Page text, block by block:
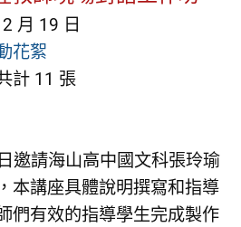
月 19 日
花絮
計 11 張
邀請海山高中國文科張玲瑜
本講座具體說明撰寫和指導
們有效的指導學生完成製作